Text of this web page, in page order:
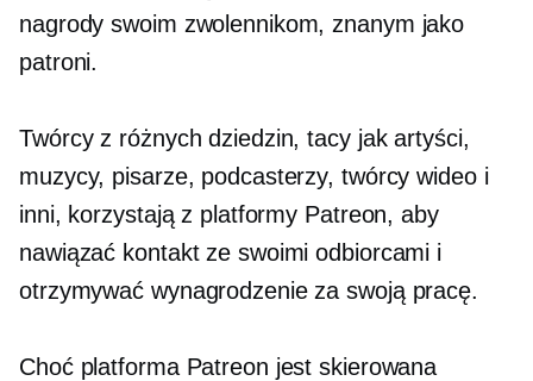
nagrody swoim zwolennikom, znanym jako
patroni.
Twórcy z różnych dziedzin, tacy jak artyści,
muzycy, pisarze, podcasterzy, twórcy wideo i
inni, korzystają z platformy Patreon, aby
nawiązać kontakt ze swoimi odbiorcami i
otrzymywać wynagrodzenie za swoją pracę.
Choć platforma Patreon jest skierowana